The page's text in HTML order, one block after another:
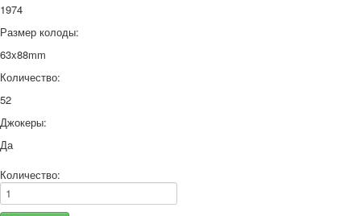
1974
Размер колоды:
63x88mm
Количество:
52
Джокеры:
Да
Количество: